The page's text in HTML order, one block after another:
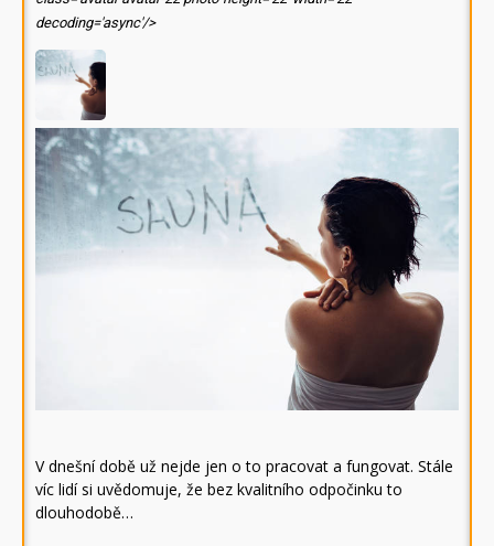
decoding='async'/>
V dnešní době už nejde jen o to pracovat a fungovat. Stále
víc lidí si uvědomuje, že bez kvalitního odpočinku to
dlouhodobě…